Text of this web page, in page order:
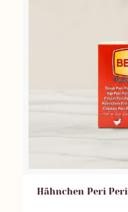
Hähnchen Peri Peri